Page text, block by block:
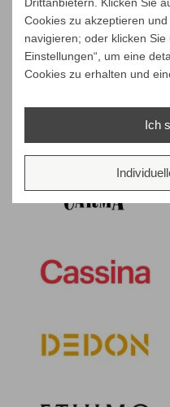
Cookies zu akzeptieren
navigieren; oder klicken Sie
Einstellungen“, um eine
Cookies zu erhalten und
Ich